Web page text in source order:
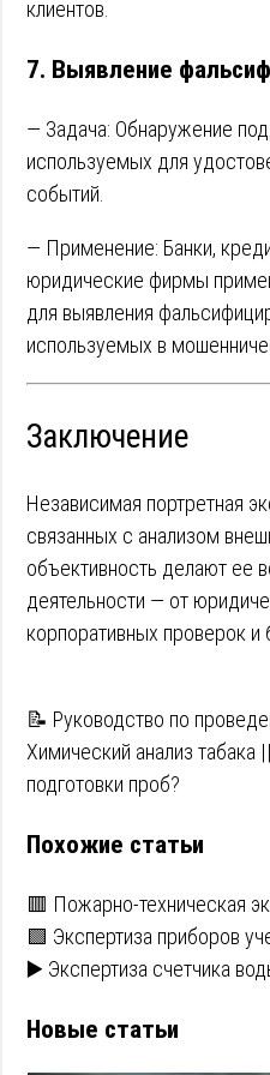
клиентов.
7. Выявление
— Задача: Обнаружение
используемых для
событий.
— Применение: Банки,
юридические фирмы
для выявления
используемых в
Заключение
Независимая портретная
связанных с анализом
объективность делают ее
деятельности — от
корпоративных проверок и
Навигация
по
📝 Руководство по
Химический анализ
подготовки проб?
Похожие статьи
🟥 Пожарно-техническая
🟩 Экспертиза приборов
▶️ Экспертиза счетчика
Новые статьи